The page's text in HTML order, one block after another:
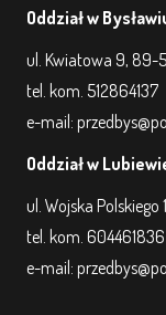
Oddział w
ul. Kwiatowa 9, 89-
tel. kom. 512864137
e-mail:
Oddział w
ul. Wojska
tel. kom. 604461836
e-mail: